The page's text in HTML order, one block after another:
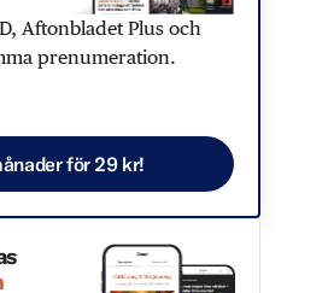
Aftonbladet Plus och
prenumeration.
för 29 kr!